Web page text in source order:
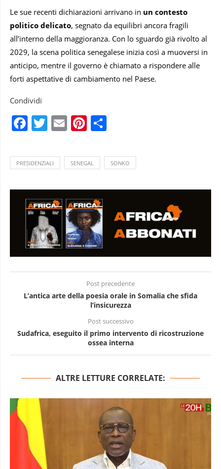
Le sue recenti dichiarazioni arrivano in un contesto
politico delicato, segnato da equilibri ancora fragili
all’interno della maggioranza. Con lo sguardo già rivolto al
2029, la scena politica senegalese inizia così a muoversi in
anticipo, mentre il governo è chiamato a rispondere alle
forti aspettative di cambiamento nel Paese.
Condividi
Facebook
Twitter
EmailPinterest
PRESIDENZIALI SENEGAL SONKO
Post precedente
L’antica arte della poesia orale in Somalia che sfida
l’insicurezza
Post successivo
Sudafrica, eseguito il primo intervento di ricostruzione
ossea interna
ALTRE LETTURE CORRELATE: